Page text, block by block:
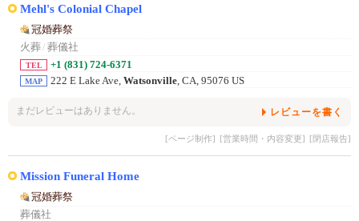
Mehl's Colonial Chapel
冠婚葬祭
火葬/ 葬儀社
TEL +1 (831) 724-6371
MAP 222 E Lake Ave, Watsonville , CA, 95076 US
まだレビューはありません。 レビューを書く
[ページ制作] [営業時間・内容変更] [閉店報告]
Mission Funeral Home
冠婚葬祭
葬儀社